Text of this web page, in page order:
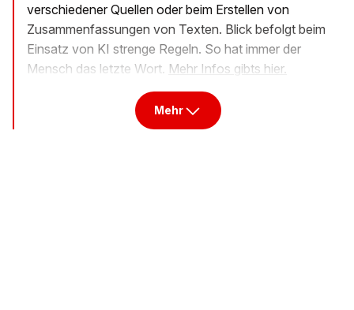
verschiedener Quellen oder beim Erstellen von
Zusammenfassungen von Texten. Blick befolgt beim
Einsatz von KI strenge Regeln. So hat immer der
Mensch das letzte Wort. Mehr Infos gibts hier.
Mehr